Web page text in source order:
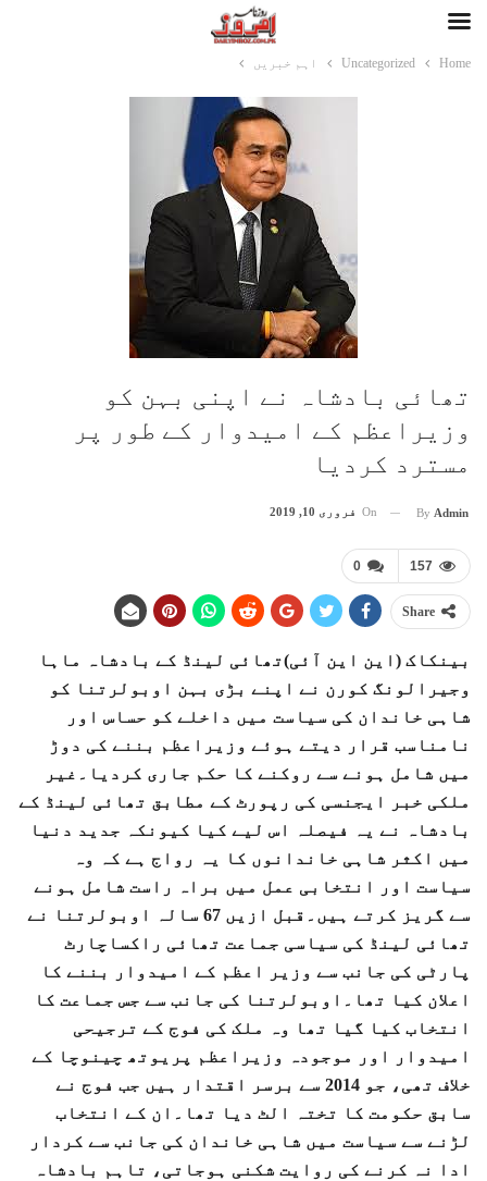
Home
Uncategorized اہم خبریں
تھائی بادشاہ نے اپنی بہن کو
وزیراعظم کے امیدوار کے طور پر
مسترد کردیا
By Admin
On فروری 10, 2019
0 157
Share
بینکاک (این این آئی)تھائی لینڈ کے بادشاہ ماہا
وجیرالونگ کورن نے اپنے بڑی بہن اوبولرتنا کو
شاہی خاندان کی سیاست میں داخلے کو حساس اور
نامناسب قرار دیتے ہوئے وزیراعظم بننے کی دوڑ
میں شامل ہونے سے روکنے کا حکم جاری کردیا۔غیر
ملکی خبر ایجنسی کی رپورٹ کے مطابق تھائی لینڈ کے
بادشاہ نے یہ فیصلہ اس لیے کیا کیونکہ جدید دنیا
میں اکثر شاہی خاندانوں کا یہ رواج ہے کہ وہ
سیاست اور انتخابی عمل میں براہ راست شامل ہونے
سے گریز کرتے ہیں۔قبل ازیں 67 سالہ اوبولرتنا نے
تھائی لینڈ کی سیاسی جماعت تھائی راکساچارٹ
پارٹی کی جانب سے وزیر اعظم کے امیدوار بننے کا
اعلان کیا تھا۔اوبولرتنا کی جانب سے جس جماعت کا
انتخاب کیا گیا تھا وہ ملک کی فوج کے ترجیحی
امیدوار اور موجودہ وزیراعظم پریوتھ چینوچا کے
خلاف تھی، جو 2014 سے برسر اقتدار ہیں جب فوج نے
سابق حکومت کا تختہ الٹ دیا تھا۔ان کے انتخاب
لڑنے سے سیاست میں شاہی خاندان کی جانب سے کردار
ادا نہ کرنے کی روایت شکنی ہوجاتی، تاہم بادشاہ